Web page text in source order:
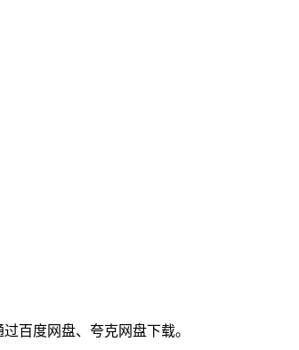
百度网盘、夸克网盘下载。